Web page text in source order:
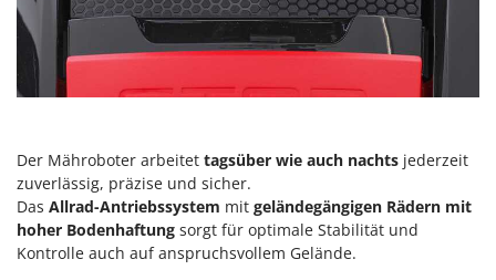
Tenco
Tineco
Titania
Trev - Abrek - TecnoVIR
Trotec
Troy-Bilt
Der Mähroboter arbeitet tagsüber wie auch nachts jederzeit
zuverlässig, präzise und sicher.
Das Allrad-Antriebssystem mit geländegängigen Rädern mit
hoher Bodenhaftung sorgt für optimale Stabilität und
Kontrolle auch auf anspruchsvollem Gelände.